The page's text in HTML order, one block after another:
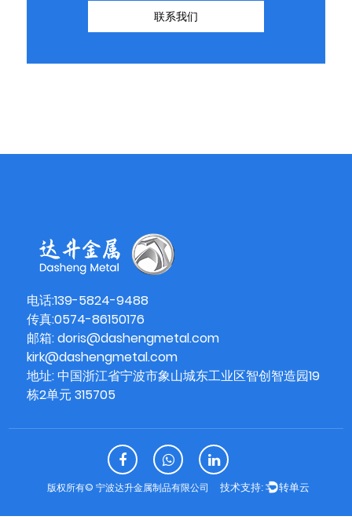
联系我们
电话:139-5824-9488
传真:0574-86150176
邮箱:doris@dashengmetal.com
kirk@dashengmetal.com
地址: 中国浙江省宁波市象山城东工业区智创智造园19
栋2单元 315705
版权所有© 宁波达升金属制品有限公司 技术支持: 转单云